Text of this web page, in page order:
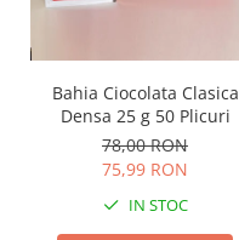
Bahia Ciocolata Clasica
Densa 25 g 50 Plicuri
78,00 RON
75,99 RON
IN STOC